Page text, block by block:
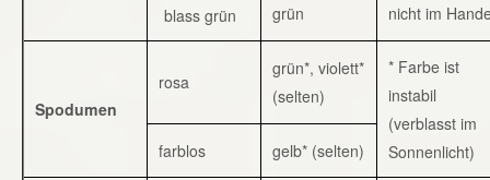
nicht im
blass grün grün
Spodumen
rosa
grün*, violett*
(selten)
* Farbe ist
instabil
(verblasst im
Sonnenlicht)
farblos gelb* (selten)